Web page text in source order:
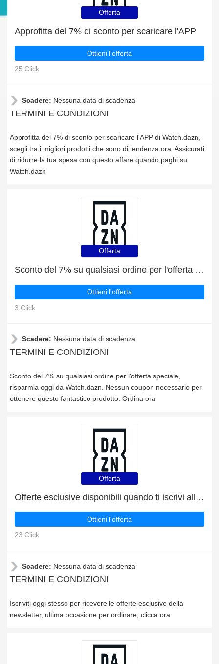
Offerta
Approfitta del 7% di sconto per scaricare l'APP
Ottieni l'offerta
25 Click
Scadere: Nessuna data di scadenza
TERMINI E CONDIZIONI
Approfitta del 7% di sconto per scaricare l'APP di Watch.dazn,
scegli tra i migliori prodotti che sono di tendenza ora. Assicurati
di ridurre la tua spesa con questo affare quando paghi su
Watch.dazn
Offerta
Sconto del 7% su qualsiasi ordine per l'offerta speciale
Ottieni l'offerta
3 Click
Scadere: Nessuna data di scadenza
TERMINI E CONDIZIONI
Sconto del 7% su qualsiasi ordine per l'offerta speciale,
risparmia oggi da Watch.dazn. Nessun coupon necessario per
ottenere questo fantastico prodotto. Ordina ora
Offerta
Offerte esclusive disponibili quando ti iscrivi alla newsletter
Ottieni l'offerta
23 Click
Scadere: Nessuna data di scadenza
TERMINI E CONDIZIONI
Iscriviti oggi stesso per ricevere le offerte esclusive della
newsletter, ultima occasione per ordinare, clicca ora